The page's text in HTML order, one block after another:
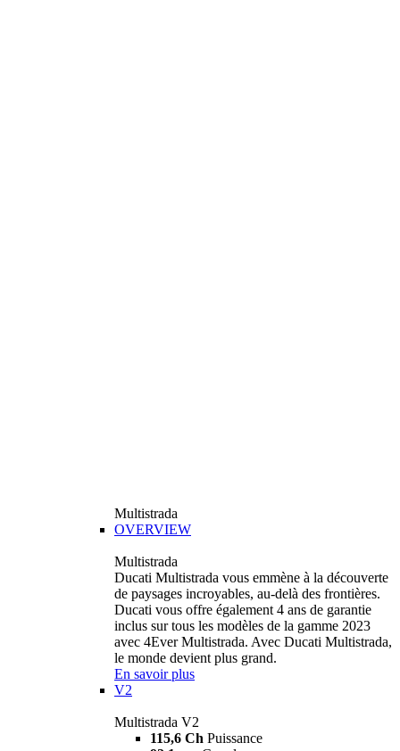
Multistrada
OVERVIEW
Multistrada
Ducati Multistrada vous emmène à la découverte
de paysages incroyables, au-delà des frontières.
Ducati vous offre également 4 ans de garantie
inclus sur tous les modèles de la gamme 2023
avec 4Ever Multistrada. Avec Ducati Multistrada,
le monde devient plus grand.
En savoir plus
V2
Multistrada V2
115,6 Ch Puissance